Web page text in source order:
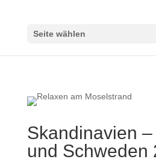
Seite wählen
Skandinavien
und Schweden